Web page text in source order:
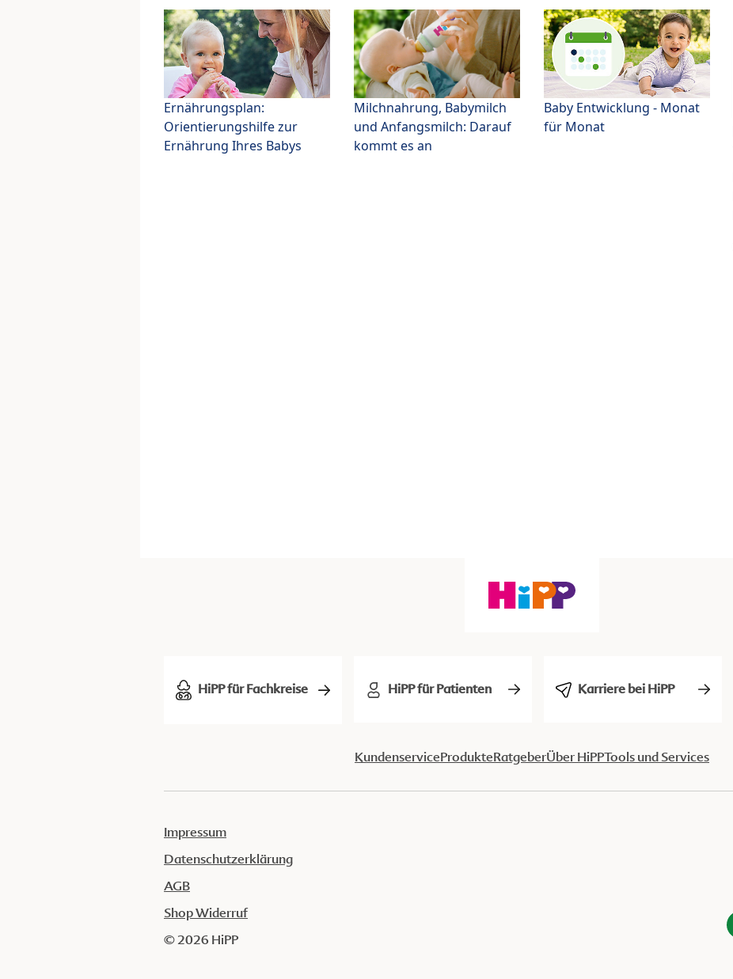
Ernährungsplan:
Orientierungshilfe zur
Ernährung Ihres Babys
Milchnahrung, Babymilch
und Anfangsmilch: Darauf
kommt es an
Baby Entwicklung - Monat
für Monat
HiPP für Fachkreise HiPP für Patienten Karriere bei HiPP
KundenserviceProdukteRatgeberÜber HiPPTools und Services
Impressum
Datenschutzerklärung
AGB
Shop Widerruf
© 2026 HiPP